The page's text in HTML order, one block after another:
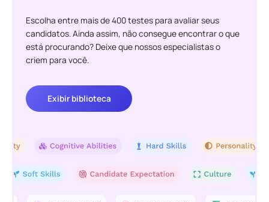
Escolha entre mais de 400 testes para avaliar seus
candidatos. Ainda assim, não consegue encontrar o que
está procurando? Deixe que nossos especialistas o
criem para você.
Exibir biblioteca